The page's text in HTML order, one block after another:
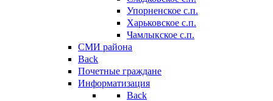
Упорненское с.п.
Харьковское с.п.
Чамлыкское с.п.
СМИ района
Back
Почетные граждане
Информатизация
Back